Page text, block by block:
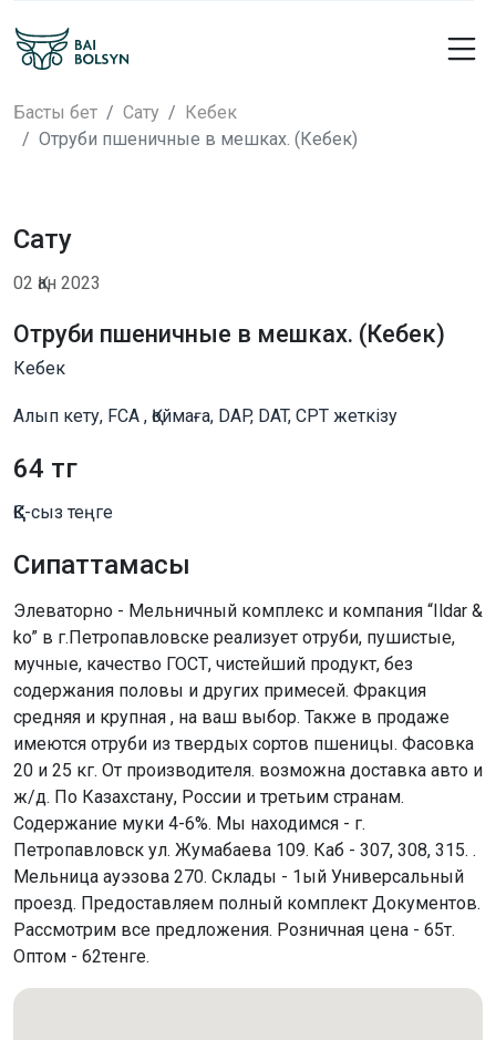
Басты бет Сату
Кебек
Отруби пшеничные в мешках. (Кебек)
Сату
02 Қан 2023
Отруби пшеничные в мешках. (Кебек)
Кебек
Алып кету, FCA , Қоймаға, DAP, DAT, CPT жеткізу
64 тг
ҚҚС-сыз теңге
Сипаттамасы
Элеваторно - Мельничный комплекс и компания “Ildar &
ko” в г.Петропавловске реализует отруби, пушистые,
мучные, качество ГОСТ, чистейший продукт, без
содержания половы и других примесей. Фракция
средняя и крупная , на ваш выбор. Также в продаже
имеются отруби из твердых сортов пшеницы. Фасовка
20 и 25 кг. От производителя. возможна доставка авто и
ж/д. По Казахстану, России и третьим странам.
Содержание муки 4-6%. Мы находимся - г.
Петропавловск ул. Жумабаева 109. Каб - 307, 308, 315. .
Мельница ауэзова 270. Склады - 1ый Универсальный
проезд. Предоставляем полный комплект Документов.
Рассмотрим все предложения. Розничная цена - 65т.
Оптом - 62тенге.